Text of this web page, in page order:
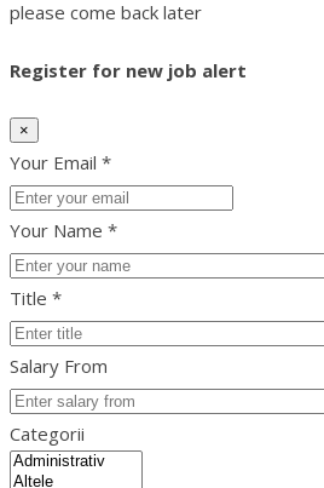
please come back later
Register for new job alert
×
Your Email *
Your Name *
Title *
Salary From
Categorii